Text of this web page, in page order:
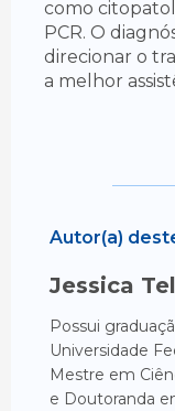
como
PCR. O
direcionar o
a melhor
Autor(a)
Jessica
Possui
Universidade
Mestre em
e Doutoranda